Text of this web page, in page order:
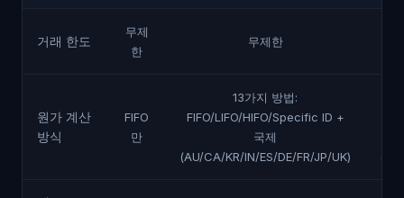
거래 한도
무제
한
무제한
원가 계산
방식
FIFO
만
13가지 방법:
FIFO/LIFO/HIFO/Specific ID +
국제
(AU/CA/KR/IN/ES/DE/FR/JP/UK)